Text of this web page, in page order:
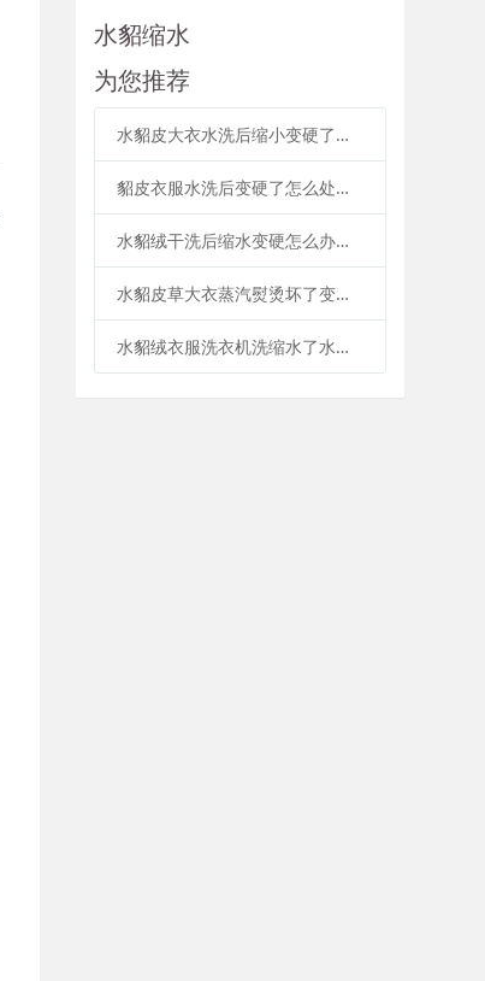
水貂缩水
为您推荐
水貂皮大衣水洗后缩小变硬了怎么办
貂皮衣服水洗后变硬了怎么处理，衣服已经缩小很多
水貂绒干洗后缩水变硬怎么办是沾水洗了变硬缩小吗
水貂皮草大衣蒸汽熨烫坏了变硬缩小了怎么办
水貂绒衣服洗衣机洗缩水了水貂缩水变形发硬怎么恢复